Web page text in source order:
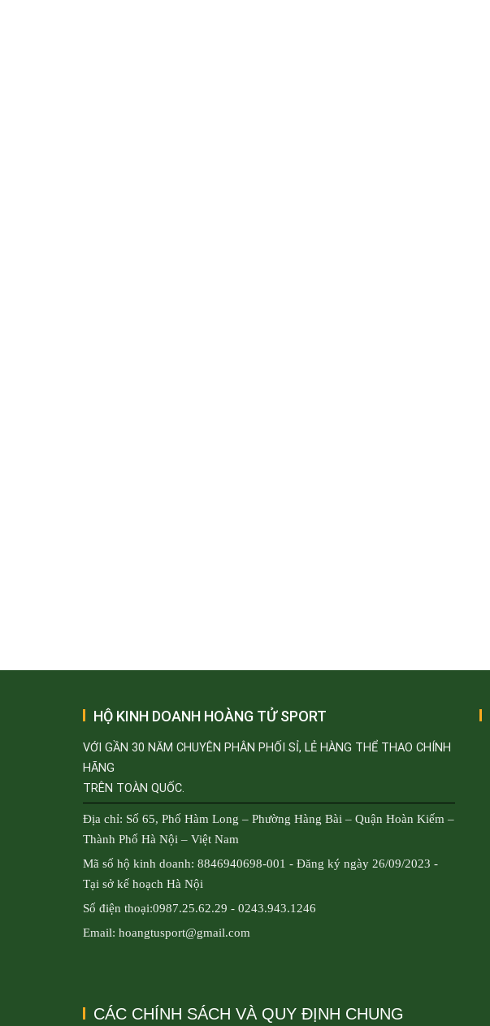
HỘ KINH DOANH HOÀNG TỬ SPORT
VỚI GẦN 30 NĂM CHUYÊN PHÂN PHỐI SỈ, LẺ HÀNG THỂ THAO CHÍNH
HÃNG
TRÊN TOÀN QUỐC.
Địa chỉ: Số 65, Phố Hàm Long – Phường Hàng Bài – Quận Hoàn Kiếm –
Thành Phố Hà Nội – Việt Nam
Mã số hộ kinh doanh: 8846940698-001 - Đăng ký ngày 26/09/2023 -
Tại sở kế hoạch Hà Nội
Số điện thoại:0987.25.62.29 - 0243.943.1246
Email: hoangtusport@gmail.com
CÁC CHÍNH SÁCH VÀ QUY ĐỊNH CHUNG